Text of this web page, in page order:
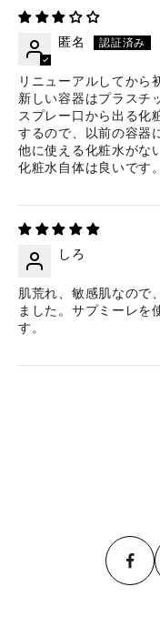
匿名
リニューアルしてから
新しい容器はプラスチ
スプレー口から出る化
するので、以前の容器
他に使える化粧水がな
化粧水自体は良いです。
しろ
肌荒れ、敏感肌なので
ました。サプミーレを
す。